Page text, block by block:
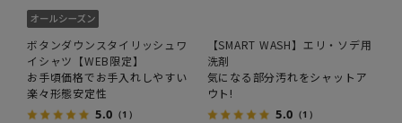
ボタンダウンスタイリッシュワ
イシャツ【WEB限定】
お手頃価格でお手入れしやすい
楽々形態安定性
5.0 （1）
【SMART WASH】エリ・ソデ用
洗剤
気になる部分汚れをシャットア
ウト!
5.0 （1）